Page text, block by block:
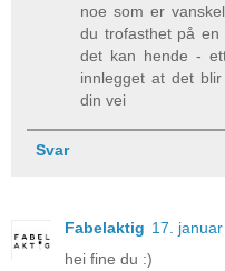
noe som er
du trofasthet på en
det kan hende -
innlegget at det
din vei
Svar
Fabelaktig 17.
hei fine du :)